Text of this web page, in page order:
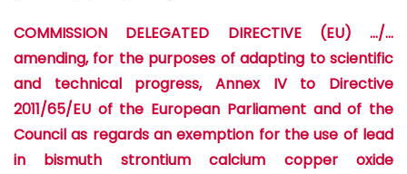
COMMISSION DELEGATED DIRECTIVE (EU) …/…
amending, for the purposes of adapting to scientific
and technical progress, Annex IV to Directive
2011/65/EU of the European Parliament and of the
Council as regards an exemption for the use of lead
in bismuth strontium calcium copper oxide